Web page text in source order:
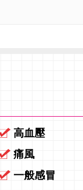
高血壓
痛風
一般感冒